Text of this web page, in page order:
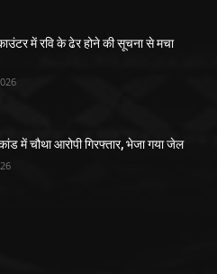
में रवि के ढेर होने की सूचना से मचा
में चौथा आरोपी गिरफ्तार, भेजा गया जेल